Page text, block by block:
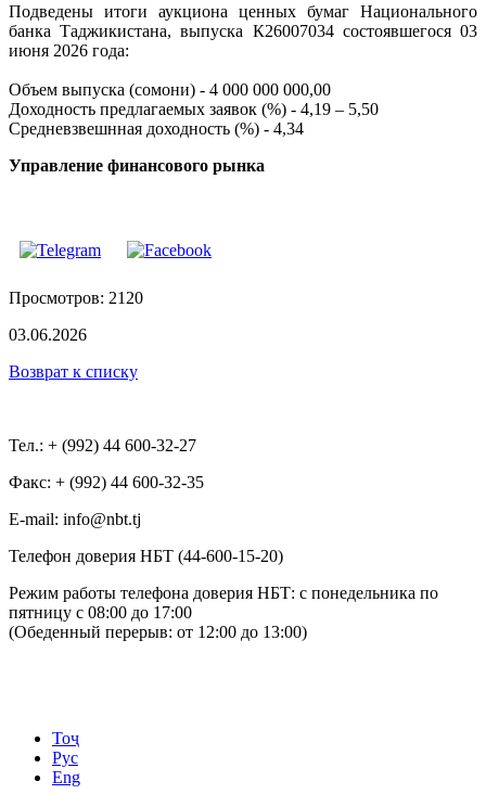
Подведены итоги аукциона ценных бумаг Национального
банка Таджикистана, выпуска К26007034 состоявшегося 03
июня 2026 года:
Объем выпуска (сомони) - 4 000 000 000,00
Доходность предлагаемых заявок (%) - 4,19 – 5,50
Средневзвешнная доходность (%) - 4,34
Управление финансового рынка
Просмотров: 2120
03.06.2026
Возврат к списку
Тел.: + (992) 44 600-32-27
Факс: + (992) 44 600-32-35
Е-mail: info@nbt.tj
Телефон доверия НБТ (44-600-15-20)
Режим работы телефона доверия НБТ: с понедельника по
пятницу с 08:00 до 17:00
(Обеденный перерыв: от 12:00 до 13:00)
Тоҷ
Рус
Eng